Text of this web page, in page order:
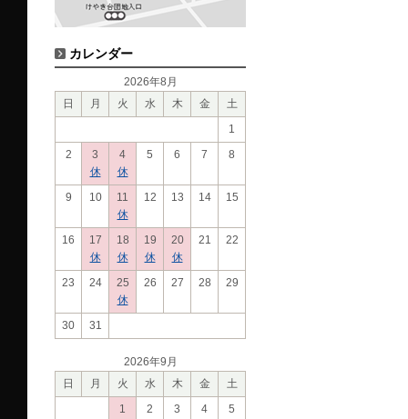
カレンダー
2026年8月
日
月 火 水 木 金
土
1
2
3
休
4
休
5 6 7 8
9 10
11
休
12 13 14 15
16
17
休
18
休
19
休
20
休
21 22
23 24
25
休
26 27 28 29
30 31
2026年9月
日
月 火 水 木 金
土
1
2 3 4 5